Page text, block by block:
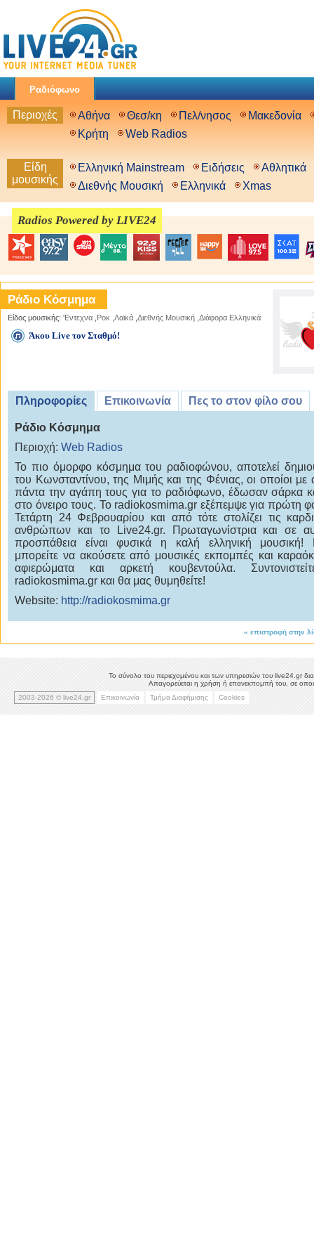
Ραδιόφωνο
Περιοχές Αθήνα Θεσ/κη Πελ/νησος
Μακεδονία
Κρήτη
Web Radios
Είδη
μουσικής
Ελληνική Mainstream Ειδήσεις
Αθλητικά
Διεθνής Μουσική
Ελληνικά Xmas
Radios Powered by LIVE24
Ράδιο Κόσμημα
Είδος μουσικής: 'Εντεχνα Ροκ Λαϊκά Διεθνής Μουσική Διάφορα Ελληνικά
Άκου Live τον Σταθμό!
Πληροφορίες Επικοινωνία Πες το στον φίλο σου
Ράδιο Κόσμημα
Περιοχή: Web Radios
Το πιο όμορφο κόσμημα του ραδιοφώνου, αποτελεί
του Κωνσταντίνου, της Μιμής και της Φένιας, οι οποίοι
πάντα την αγάπη τους για το ραδιόφωνο, έδωσαν σάρκα
στο όνειρο τους. Το radiokosmima.gr εξέπεμψε για πρώτη
Τετάρτη 24 Φεβρουαρίου και από τότε στολίζει τις
ανθρώπων και το Live24.gr. Πρωταγωνίστρια και σε
προσπάθεια είναι φυσικά η καλή ελληνική μουσική!
μπορείτε να ακούσετε από μουσικές εκπομπές και
αφιερώματα και αρκετή κουβεντούλα.
radiokosmima.gr και θα μας θυμηθείτε!
Website: http://radiokosmima.gr
« επιστροφή στην
Το σύνολο του περιεχομένου και των υπηρεσιών του live24.gr
Απαγορεύεται η χρήση ή επανεκπομπή του, σε
2003-2026 © live24.gr
Επικοινωνία Τμήμα Διαφήμισης Cookies